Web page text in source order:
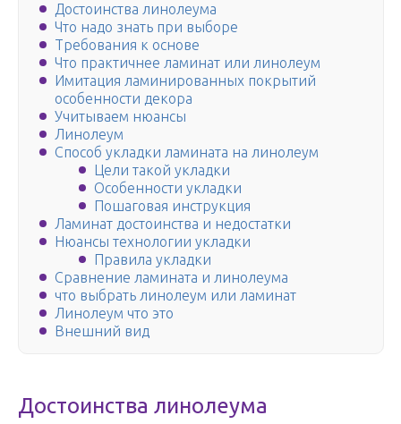
Достоинства линолеума
Что надо знать при выборе
Требования к основе
Что практичнее ламинат или линолеум
Имитация ламинированных покрытий
особенности декора
Учитываем нюансы
Линолеум
Способ укладки ламината на линолеум
Цели такой укладки
Особенности укладки
Пошаговая инструкция
Ламинат достоинства и недостатки
Нюансы технологии укладки
Правила укладки
Сравнение ламината и линолеума
что выбрать линолеум или ламинат
Линолеум что это
Внешний вид
Достоинства линолеума